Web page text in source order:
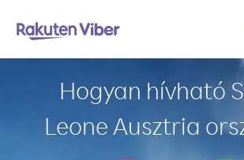
Hogyan hívható
Leone Ausztria